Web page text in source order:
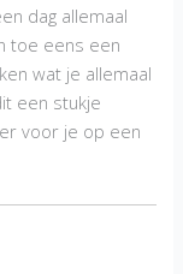
dag allemaal
toe eens een
wat je allemaal
een stukje
voor je op een